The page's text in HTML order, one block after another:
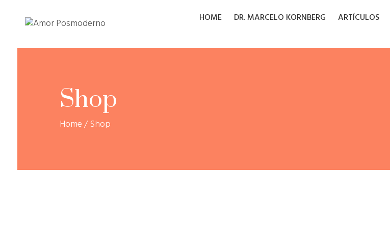
HOME DR. MARCELO KORNBERG ARTÍCULOS
Shop
Home/Shop